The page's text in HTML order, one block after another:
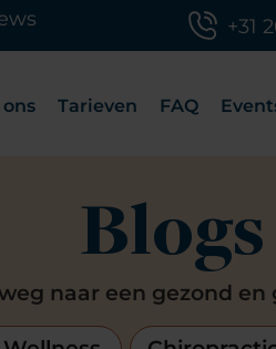
+31
ons Tarieven FAQ
Blogs
naar een gezond